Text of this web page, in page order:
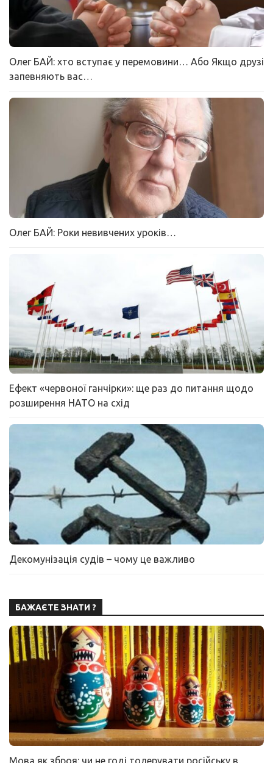
Олег БАЙ: хто вступає у перемовини… Або Якщо друзі
запевняють вас…
Олег БАЙ: Роки невивчених уроків…
Ефект «червоної ганчірки»: ще раз до питання щодо
розширення НАТО на схід
Декомунізація судів – чому це важливо
БАЖАЄТЕ ЗНАТИ ?
Мова як зброя: чи не годі толерувати російську в